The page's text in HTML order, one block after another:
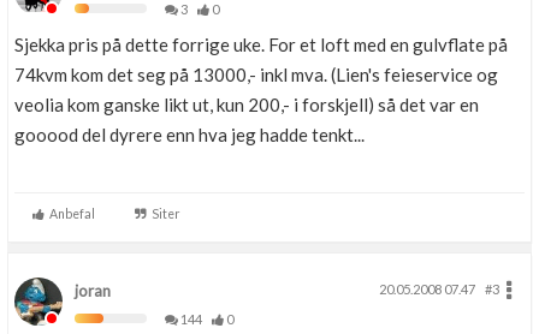
3
0
Sjekka pris på dette forrige uke. For et loft med en gulvflate på
74kvm kom det seg på 13000,- inkl mva. (Lien's feieservice og
veolia kom ganske likt ut, kun 200,- i forskjell) så det var en
gooood del dyrere enn hva jeg hadde tenkt...
Anbefal Siter
joran 20.05.2008 07.47
#3
144
0